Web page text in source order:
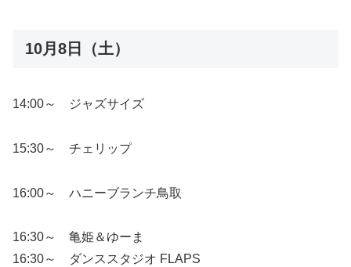
10月8日（土）
14:00～ ジャズサイズ
15:30～ チェリップ
16:00～ ハニーブランチ鳥取
16:30～ 亀姫＆ゆーま
16:30～ ダンススタジオ FLAPS